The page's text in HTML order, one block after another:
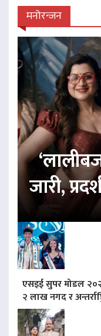
मनोरन्जन
जारी,
एसइई सुपर मोडल
२ लाख नगद र